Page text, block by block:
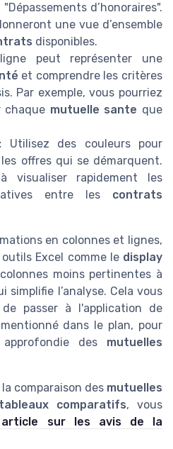
"Dépassements d’honoraires".
une vue d’ensemble
disponibles.
peut représenter une
et comprendre les critères
Par exemple, vous pourriez
chaque mutuelle sante que
Utilisez des couleurs pour
offres qui se démarquent.
visualiser rapidement les
entre les contrats
en colonnes et lignes,
Excel comme le display
moins pertinentes à
simplifie l’analyse. Cela vous
passer à l'application de
dans le plan, pour
des mutuelles
comparaison des mutuelles
tableaux comparatifs, vous
sur les avis de la